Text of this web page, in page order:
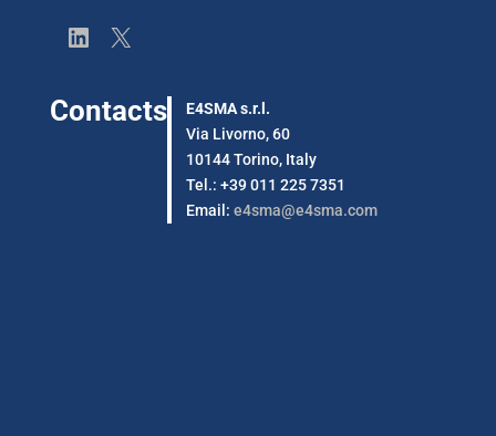
LinkedIn
X
Contacts
E4SMA s.r.l.
Via Livorno, 60
10144 Torino, Italy
Tel.: +39 011 225 7351
Email:e4sma@e4sma.com